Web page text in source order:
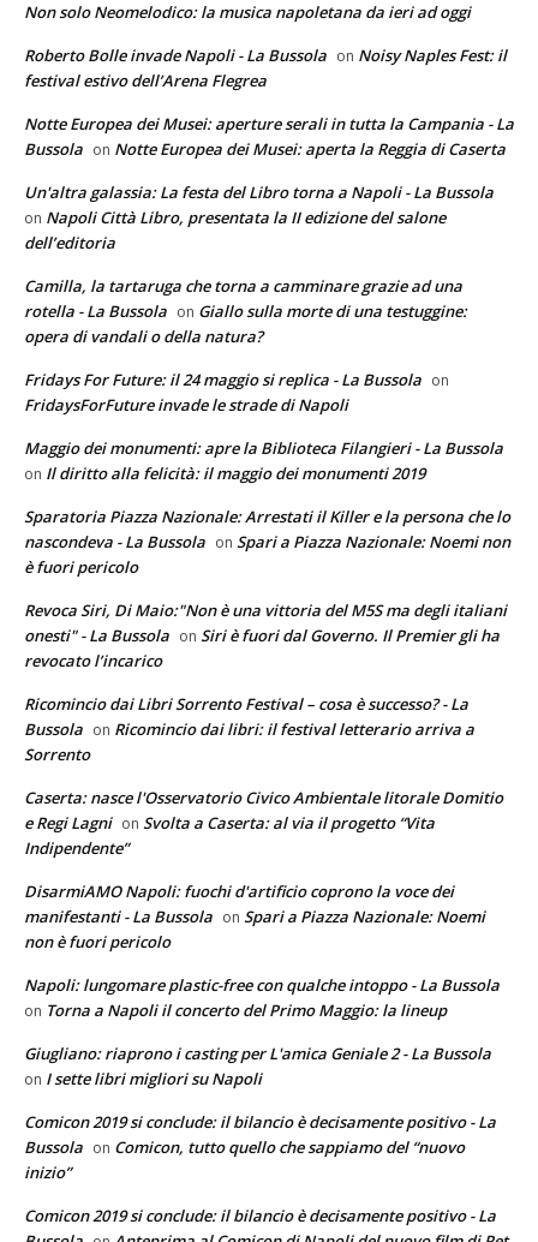
Non solo Neomelodico: la musica napoletana da ieri ad oggi
Roberto Bolle invade Napoli - La Bussola on Noisy Naples Fest: il
festival estivo dell’Arena Flegrea
Notte Europea dei Musei: aperture serali in tutta la Campania - La
Bussola on Notte Europea dei Musei: aperta la Reggia di Caserta
Un'altra galassia: La festa del Libro torna a Napoli - La Bussola
on Napoli Città Libro, presentata la II edizione del salone
dell’editoria
Camilla, la tartaruga che torna a camminare grazie ad una
rotella - La Bussola on Giallo sulla morte di una testuggine:
opera di vandali o della natura?
Fridays For Future: il 24 maggio si replica - La Bussola on
FridaysForFuture invade le strade di Napoli
Maggio dei monumenti: apre la Biblioteca Filangieri - La Bussola
on Il diritto alla felicità: il maggio dei monumenti 2019
Sparatoria Piazza Nazionale: Arrestati il Killer e la persona che lo
nascondeva - La Bussola on Spari a Piazza Nazionale: Noemi non
è fuori pericolo
Revoca Siri, Di Maio:"Non è una vittoria del M5S ma degli italiani
onesti" - La Bussola on Siri è fuori dal Governo. Il Premier gli ha
revocato l’incarico
Ricomincio dai Libri Sorrento Festival – cosa è successo? - La
Bussola on Ricomincio dai libri: il festival letterario arriva a
Sorrento
Caserta: nasce l'Osservatorio Civico Ambientale litorale Domitio
e Regi Lagni on Svolta a Caserta: al via il progetto “Vita
Indipendente”
DisarmiAMO Napoli: fuochi d'artificio coprono la voce dei
manifestanti - La Bussola on Spari a Piazza Nazionale: Noemi
non è fuori pericolo
Napoli: lungomare plastic-free con qualche intoppo - La Bussola
on Torna a Napoli il concerto del Primo Maggio: la lineup
Giugliano: riaprono i casting per L'amica Geniale 2 - La Bussola
on I sette libri migliori su Napoli
Comicon 2019 si conclude: il bilancio è decisamente positivo - La
Bussola on Comicon, tutto quello che sappiamo del “nuovo
inizio”
Comicon 2019 si conclude: il bilancio è decisamente positivo - La